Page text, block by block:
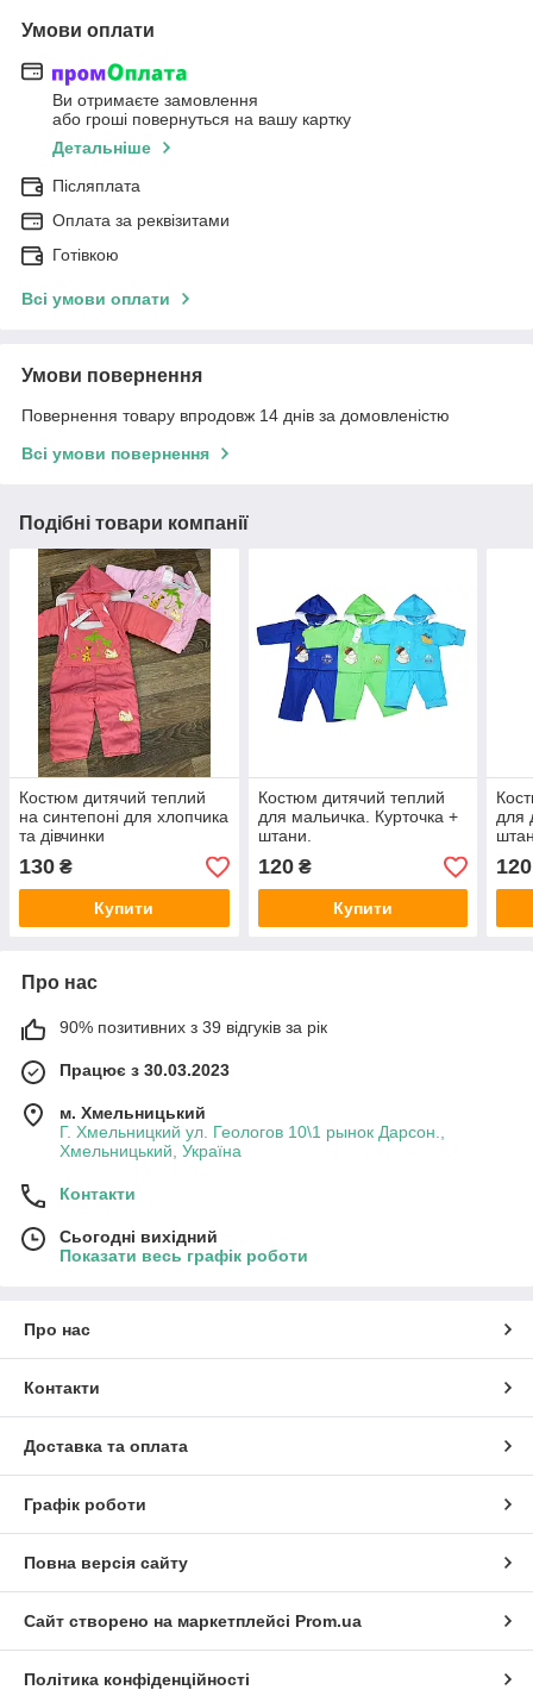
Умови оплати
Ви отримаєте замовлення
або гроші повернуться на вашу картку
Детальніше
Післяплата
Оплата за реквізитами
Готівкою
Всі умови оплати
Умови повернення
Повернення товару впродовж 14 днів за домовленістю
Всі умови повернення
Подібні товари компанії
Костюм дитячий теплий
на синтепоні для хлопчика
та дівчинки
130 ₴
Купити
Костюм дитячий теплий
для мальичка. Курточка +
штани.
120₴
Купити
для
120
Про нас
90% позитивних з 39 відгуків за рік
Працює з 30.03.2023
м. Хмельницький
Г. Хмельницкий ул. Геологов 10\1 рынок Дарсон.,
Хмельницький, Україна
Контакти
Сьогодні вихідний
Показати весь графік роботи
Про нас
Контакти
Доставка та оплата
Графік роботи
Повна версія сайту
Сайт створено на маркетплейсі Prom.ua
Політика конфіденційності